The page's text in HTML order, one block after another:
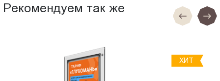
Рекомендуем так же
ХИТ